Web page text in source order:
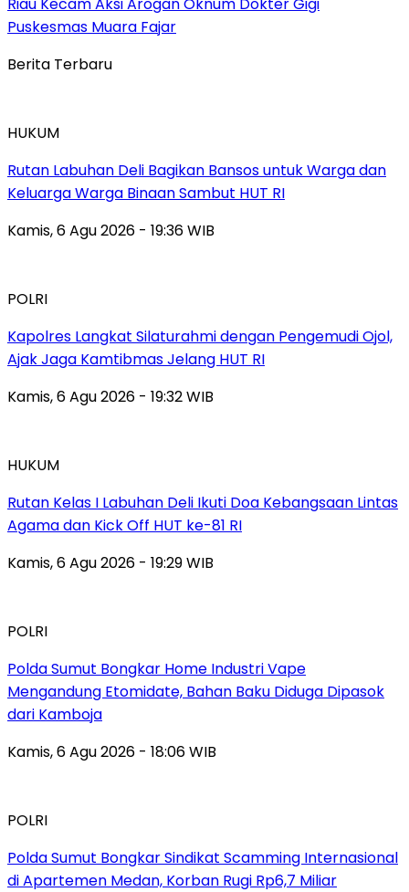
Puskesmas Muara Fajar
Berita Terbaru
HUKUM
Rutan Labuhan Deli Bagikan Bansos untuk Warga dan
Keluarga Warga Binaan Sambut HUT RI
Kamis, 6 Agu 2026 - 19:36 WIB
POLRI
Kapolres Langkat Silaturahmi dengan Pengemudi Ojol,
Ajak Jaga Kamtibmas Jelang HUT RI
Kamis, 6 Agu 2026 - 19:32 WIB
HUKUM
Rutan Kelas I Labuhan Deli Ikuti Doa Kebangsaan Lintas
Agama dan Kick Off HUT ke-81 RI
Kamis, 6 Agu 2026 - 19:29 WIB
POLRI
Polda Sumut Bongkar Home Industri Vape
Mengandung Etomidate, Bahan Baku Diduga Dipasok
dari Kamboja
Kamis, 6 Agu 2026 - 18:06 WIB
POLRI
Polda Sumut Bongkar Sindikat Scamming Internasional
di Apartemen Medan, Korban Rugi Rp6,7 Miliar